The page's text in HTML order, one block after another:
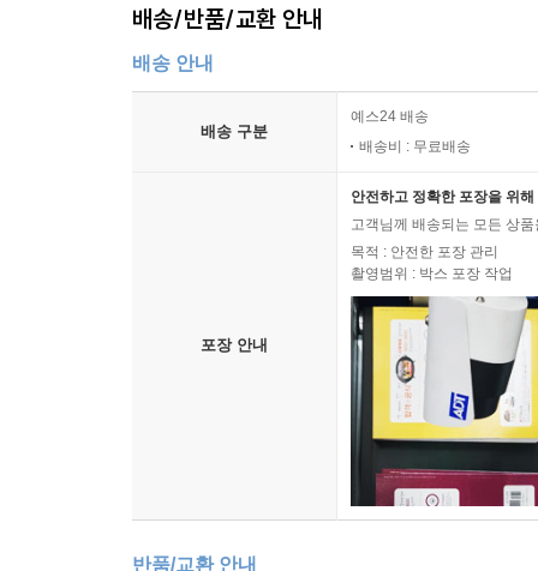
배송/반품/교환 안내
배송 안내
배송 구분
예스24 배송
배송비 : 무료배송
포장 안내
안전하고 정확한 포장을 위
고객님께 배송되는 모든 상
목적 : 안전한 포장 관리
촬영범위 : 박스 포장 작업
반품/교환 안내